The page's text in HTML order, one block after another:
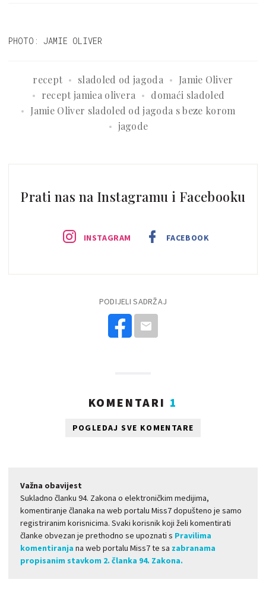
PHOTO: JAMIE OLIVER
recept sladoled od jagoda
Jamie Oliver
recept jamiea olivera
domaći sladoled
Jamie Oliver sladoled od jagoda s beze korom
jagode
Prati nas na Instagramu i Facebooku
INSTAGRAM FACEBOOK
PODIJELI SADRŽAJ
KOMENTARI 1
POGLEDAJ SVE KOMENTARE
Važna obavijest
Sukladno članku 94. Zakona o elektroničkim medijima,
komentiranje članaka na web portalu Miss7 dopušteno je samo
registriranim korisnicima. Svaki korisnik koji želi komentirati
članke obvezan je prethodno se upoznati s Pravilima
komentiranja na web portalu Miss7 te sa zabranama
propisanim stavkom 2. članka 94. Zakona.